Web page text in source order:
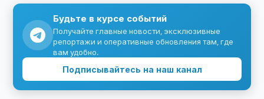
Будьте в курсе событий
Получайте главные новости, эксклюзивные
репортажи и оперативные обновления там, где
вам удобно.
Подписывайтесь на наш канал